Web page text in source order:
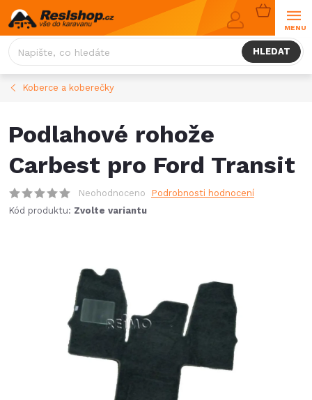
Přejít
na
obsah
HLEDAT
NÁKUPNÍ
KOŠÍK
Koberce a koberečky
Podlahové rohože
Carbest pro Ford Transit
Neohodnoceno
Podrobnosti hodnocení
Kód produktu: Zvolte variantu